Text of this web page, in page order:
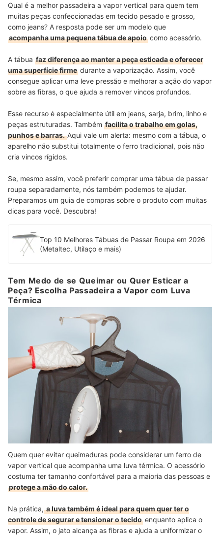
Qual é a melhor passadeira a vapor vertical para quem tem
muitas peças confeccionadas em tecido pesado e grosso,
como jeans? A resposta pode ser um modelo que
acompanha uma pequena tábua de apoio como acessório.
A tábua faz diferença ao manter a peça esticada e oferecer
uma superfície firme durante a vaporização. Assim, você
consegue aplicar uma leve pressão e melhorar a ação do vapor
sobre as fibras, o que ajuda a remover vincos profundos.
Esse recurso é especialmente útil em jeans, sarja, brim, linho e
peças estruturadas. Também facilita o trabalho em golas,
punhos e barras.Aqui vale um alerta: mesmo com a tábua, o
aparelho não substitui totalmente o ferro tradicional, pois não
cria vincos rígidos.
Se, mesmo assim, você preferir comprar uma tábua de passar
roupa separadamente, nós também podemos te ajudar.
Preparamos um guia de compras sobre o produto com muitas
dicas para você. Descubra!
Top 10 Melhores Tábuas de Passar Roupa em 2026
(Metaltec, Utilaço e mais)
Tem Medo de se Queimar ou Quer Esticar a
Peça? Escolha Passadeira a Vapor com Luva
Térmica
Quem quer evitar queimaduras pode considerar um ferro de
vapor vertical que acompanha uma luva térmica. O acessório
costuma ter tamanho confortável para a maioria das pessoas e
protege a mão do calor.
Na prática,a luva também é ideal para quem quer ter o
controle de segurar e tensionar o tecido enquanto aplica o
vapor. Assim, o jato alcança as fibras e ajuda a uniformizar o